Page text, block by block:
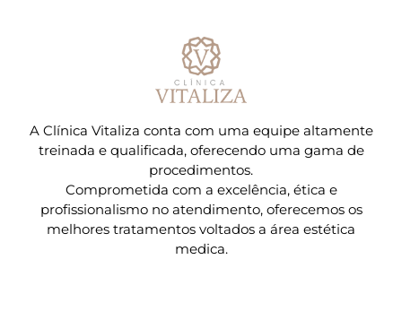
A Clínica Vitaliza conta com uma equipe altamente
treinada e qualificada, oferecendo uma gama de
procedimentos.
Comprometida com a excelência, ética e
profissionalismo no atendimento, oferecemos os
melhores tratamentos voltados a área estética
medica.